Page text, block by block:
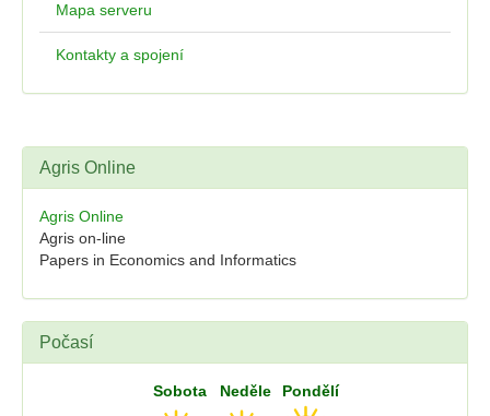
Mapa serveru
Kontakty a spojení
Agris Online
Agris Online
Agris on-line
Papers in Economics and Informatics
Počasí
Sobota Neděle Pondělí